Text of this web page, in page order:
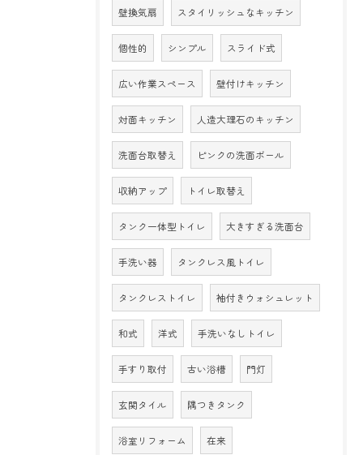
壁換気扇 スタイリッシュなキッチン
個性的 シンプル スライド式
広い作業スペース 壁付けキッチン
対面キッチン 人造大理石のキッチン
洗面台取替え ピンクの洗面ボール
収納アップ トイレ取替え
タンク一体型トイレ 大きすぎる洗面台
手洗い器 タンクレス風トイレ
タンクレストイレ 袖付きウォシュレット
和式 洋式 手洗いなしトイレ
手すり取付 古い浴槽 門灯
玄関タイル 隅つきタンク
浴室リフォーム 在来